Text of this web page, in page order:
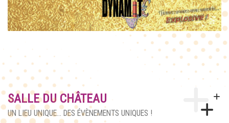
SALLE DU CHÂTEAU
UN LIEU UNIQUE... DES ÉVÈNEMENTS UNIQUES !